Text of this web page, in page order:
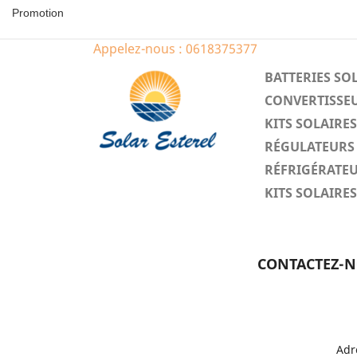
Promotion
Appelez-nous : 0618375377
BATTERIES
KITS
KITS
CONTACTEZ-